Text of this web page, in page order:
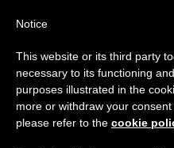
Aviso
Del 27 de julio al 7 de
anual, aprovechando
se generan menos
Notice
This website or its third party
necessary to its functioning
purposes illustrated in the
more or withdraw your
please refer to the cookie